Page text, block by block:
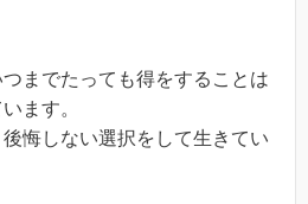
までたっても得をすることは
ます。
悔しない選択をして生きてい